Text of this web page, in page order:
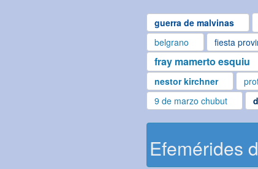
guerra de malvinas
belgrano fiesta
fray mamerto esquiu
nestor kirchner
9 de marzo chubut
Efemérides